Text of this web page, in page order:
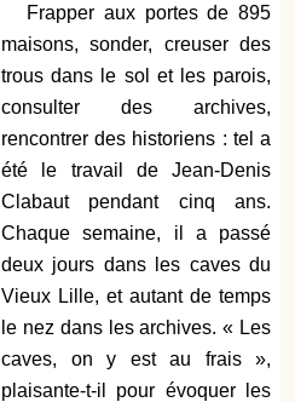
Frapper aux portes de 895
maisons, sonder, creuser des
trous dans le sol et les parois,
consulter des archives,
rencontrer des historiens : tel a
été le travail de Jean-Denis
Clabaut pendant cinq ans.
Chaque semaine, il a passé
deux jours dans les caves du
Vieux Lille, et autant de temps
le nez dans les archives. « Les
caves, on y est au frais »,
plaisante-t-il pour évoquer les